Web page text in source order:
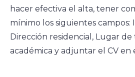
hacer efectiva el alta, tener
mínimo los siguientes campos:
Dirección residencial, Lugar de
académica y adjuntar el CV en